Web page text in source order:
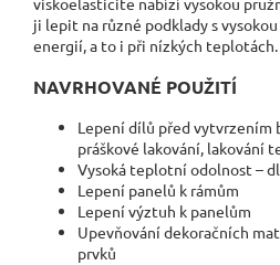
ji lepit na různé podklady s
energií, a to i při nízkých teplotách.
NAVRHOVANÉ POUŽITÍ
Lepení dílů před vytvrzením
práškové lakování, lakování
Vysoká teplotní odolnost –
Lepení panelů k rámům
Lepení výztuh k panelům
Upevňování dekoračních
prvků